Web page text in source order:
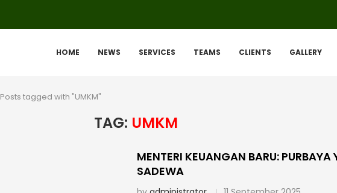
HOME NEWS SERVICES TEAMS CLIENTS GALLERY
Posts tagged with "UMKM"
TAG: UMKM
MENTERI KEUANGAN BARU: PURBAYA
SADEWA